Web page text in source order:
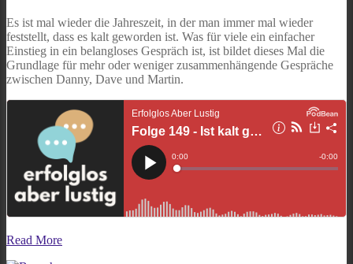
geworden
(und
andere
Belanglosigkeiten)
Es ist mal wieder die Jahreszeit, in der man immer mal wieder
feststellt, dass es kalt geworden ist. Was für viele ein einfacher
Einstieg in ein belangloses Gespräch ist, ist bildet dieses Mal die
Grundlage für mehr oder weniger zusammenhängende Gespräche
zwischen Danny, Dave und Martin.
Read More